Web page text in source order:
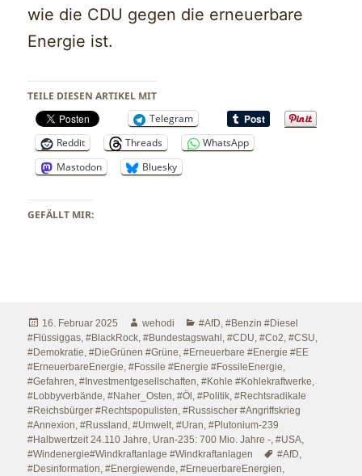
wie die CDU gegen die erneuerbare
Energie ist.
TEILE DIESEN ARTIKEL MIT
Telegram
Reddit
Threads
WhatsApp
Mastodon
Bluesky
GEFÄLLT MIR:
Veröffentlicht
am
16. Februar 2025 Autor
wehodi Kategorien
#AfD,#Benzin #Diesel
#Flüssiggas,#BlackRock,#Bundestagswahl ,#CDU,#Co2,#CSU,
#Demokratie,#DieGrünen #Grüne,#Erneuerbare #Energie #EE
#ErneuerbareEnergie,#Fossile #Energie #FossileEnergie,
#Gefahren,#Investmentgesellschaften,#Kohle #Kohlekraftwerke,
#Lobbyverbände,#Naher_Osten,#Öl ,#Politik,#Rechtsradikale
#Reichsbürger #Rechtspopulisten,#Russischer #Angriffskrieg
#Annexion,#Russland ,#Umwelt,#Uran, #Plutonium-239
#Halbwertzeit 24.110 Jahre, Uran-235: 700 Mio. Jahre -,#USA,
#Windenergie#Windkraftanlage #Windkraftanlagen
Schlagwörter
#AfD,
#Desinformation,#Energiewende,#ErneuerbareEnergien,